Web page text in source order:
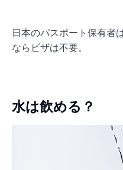
日本のパスポート保有者
ならビザは不要。
水は飲める？